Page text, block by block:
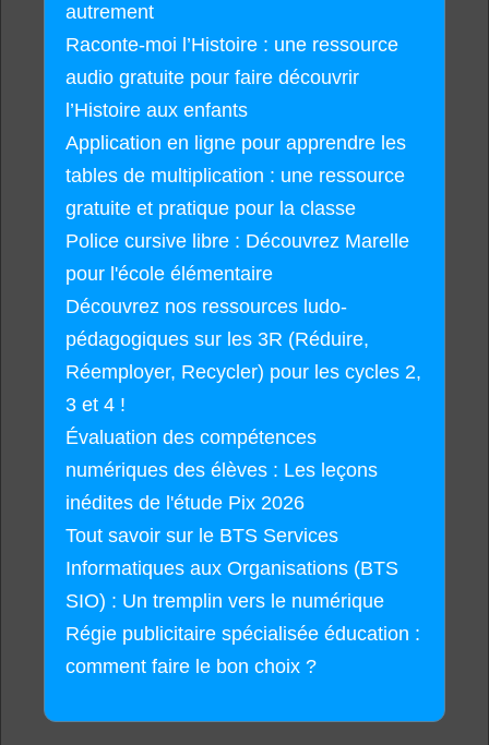
autrement
Raconte-moi l’Histoire : une ressource
audio gratuite pour faire découvrir
l’Histoire aux enfants
Application en ligne pour apprendre les
tables de multiplication : une ressource
gratuite et pratique pour la classe
Police cursive libre : Découvrez Marelle
pour l'école élémentaire
Découvrez nos ressources ludo-
pédagogiques sur les 3R (Réduire,
Réemployer, Recycler) pour les cycles 2,
3 et 4 !
Évaluation des compétences
numériques des élèves : Les leçons
inédites de l'étude Pix 2026
Tout savoir sur le BTS Services
Informatiques aux Organisations (BTS
SIO) : Un tremplin vers le numérique
Régie publicitaire spécialisée éducation :
comment faire le bon choix ?